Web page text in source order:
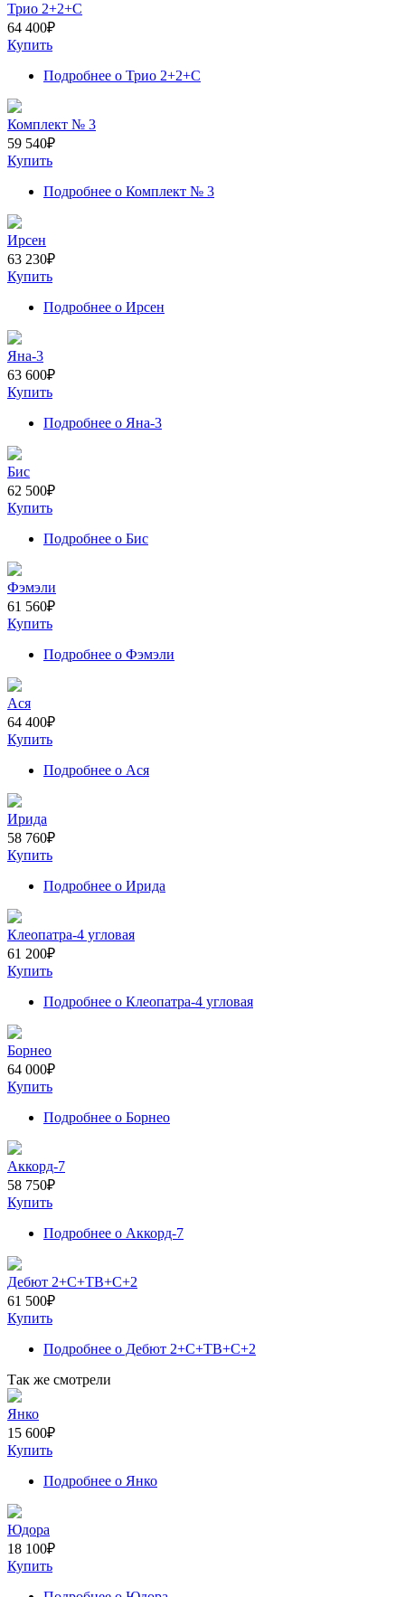
Трио 2+2+С
64 400₽
Купить
Подробнее о Трио 2+2+С
Комплект № 3
59 540₽
Купить
Подробнее о Комплект № 3
Ирсен
63 230₽
Купить
Подробнее о Ирсен
Яна-3
63 600₽
Купить
Подробнее о Яна-3
Бис
62 500₽
Купить
Подробнее о Бис
Фэмэли
61 560₽
Купить
Подробнее о Фэмэли
Ася
64 400₽
Купить
Подробнее о Ася
Ирида
58 760₽
Купить
Подробнее о Ирида
Клеопатра-4 угловая
61 200₽
Купить
Подробнее о Клеопатра-4 угловая
Борнео
64 000₽
Купить
Подробнее о Борнео
Аккорд-7
58 750₽
Купить
Подробнее о Аккорд-7
Дебют 2+С+ТВ+С+2
61 500₽
Купить
Подробнее о Дебют 2+С+ТВ+С+2
Так же смотрели
Янко
15 600₽
Купить
Подробнее о Янко
Юдора
18 100₽
Купить